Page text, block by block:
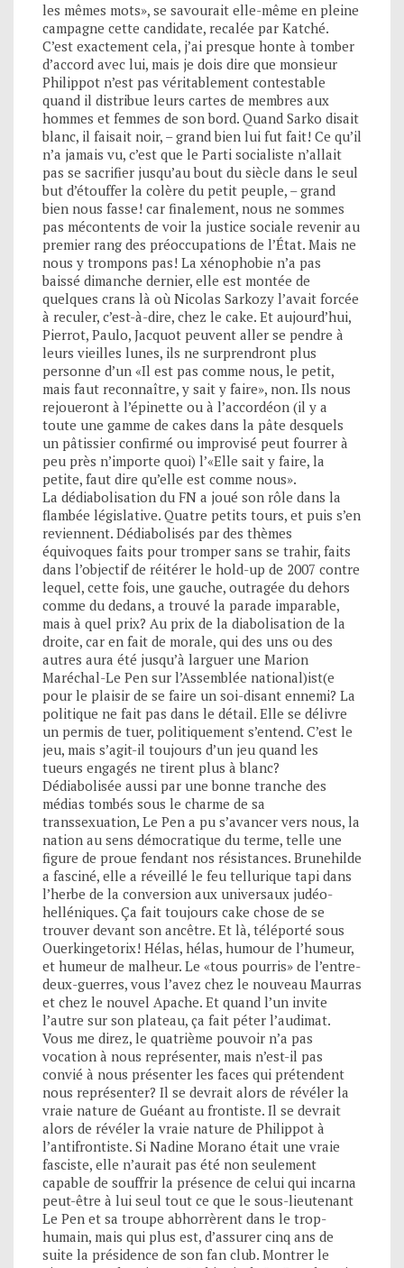
les mêmes mots», se savourait elle-même en pleine
campagne cette candidate, recalée par Katché.
C’est exactement cela, j’ai presque honte à tomber
d’accord avec lui, mais je dois dire que monsieur
Philippot n’est pas véritablement contestable
quand il distribue leurs cartes de membres aux
hommes et femmes de son bord. Quand Sarko disait
blanc, il faisait noir, – grand bien lui fut fait! Ce qu’il
n’a jamais vu, c’est que le Parti socialiste n’allait
pas se sacrifier jusqu’au bout du siècle dans le seul
but d’étouffer la colère du petit peuple, – grand
bien nous fasse! car finalement, nous ne sommes
pas mécontents de voir la justice sociale revenir au
premier rang des préoccupations de l’État. Mais ne
nous y trompons pas! La xénophobie n’a pas
baissé dimanche dernier, elle est montée de
quelques crans là où Nicolas Sarkozy l’avait forcée
à reculer, c’est-à-dire, chez le cake. Et aujourd’hui,
Pierrot, Paulo, Jacquot peuvent aller se pendre à
leurs vieilles lunes, ils ne surprendront plus
personne d’un «Il est pas comme nous, le petit,
mais faut reconnaître, y sait y faire», non. Ils nous
rejoueront à l’épinette ou à l’accordéon (il y a
toute une gamme de cakes dans la pâte desquels
un pâtissier confirmé ou improvisé peut fourrer à
peu près n’importe quoi) l’«Elle sait y faire, la
petite, faut dire qu’elle est comme nous».
La dédiabolisation du FN a joué son rôle dans la
flambée législative. Quatre petits tours, et puis s’en
reviennent. Dédiabolisés par des thèmes
équivoques faits pour tromper sans se trahir, faits
dans l’objectif de réitérer le hold-up de 2007 contre
lequel, cette fois, une gauche, outragée du dehors
comme du dedans, a trouvé la parade imparable,
mais à quel prix? Au prix de la diabolisation de la
droite, car en fait de morale, qui des uns ou des
autres aura été jusqu’à larguer une Marion
Maréchal-Le Pen sur l’Assemblée national)ist(e
pour le plaisir de se faire un soi-disant ennemi? La
politique ne fait pas dans le détail. Elle se délivre
un permis de tuer, politiquement s’entend. C’est le
jeu, mais s’agit-il toujours d’un jeu quand les
tueurs engagés ne tirent plus à blanc?
Dédiabolisée aussi par une bonne tranche des
médias tombés sous le charme de sa
transsexuation, Le Pen a pu s’avancer vers nous, la
nation au sens démocratique du terme, telle une
figure de proue fendant nos résistances. Brunehilde
a fasciné, elle a réveillé le feu tellurique tapi dans
l’herbe de la conversion aux universaux judéo-
helléniques. Ça fait toujours cake chose de se
trouver devant son ancêtre. Et là, téléporté sous
Ouerkingetorix! Hélas, hélas, humour de l’humeur,
et humeur de malheur. Le «tous pourris» de l’entre-
deux-guerres, vous l’avez chez le nouveau Maurras
et chez le nouvel Apache. Et quand l’un invite
l’autre sur son plateau, ça fait péter l’audimat.
Vous me direz, le quatrième pouvoir n’a pas
vocation à nous représenter, mais n’est-il pas
convié à nous présenter les faces qui prétendent
nous représenter? Il se devrait alors de révéler la
vraie nature de Guéant au frontiste. Il se devrait
alors de révéler la vraie nature de Philippot à
l’antifrontiste. Si Nadine Morano était une vraie
fasciste, elle n’aurait pas été non seulement
capable de souffrir la présence de celui qui incarna
peut-être à lui seul tout ce que le sous-lieutenant
Le Pen et sa troupe abhorrèrent dans le trop-
humain, mais qui plus est, d’assurer cinq ans de
suite la présidence de son fan club. Montrer le